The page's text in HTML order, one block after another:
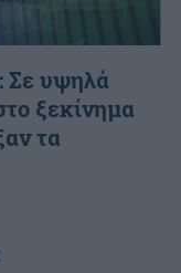
Σε υψηλά
ξεκίνημα
τα